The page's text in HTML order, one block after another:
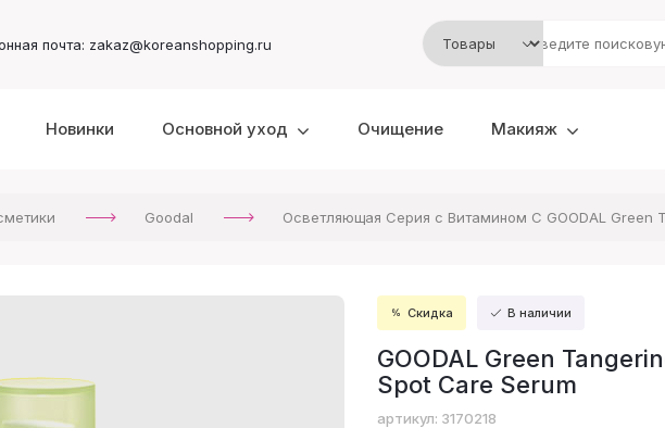
почта: zakaz@koreanshopping.ru
Новинки Основной уход Очищение Макияж
Goodal Осветляющая Серия с Витамином С GOODAL Green
Скидка В наличии
GOODAL Green
Spot Care Serum
артикул: 3170218